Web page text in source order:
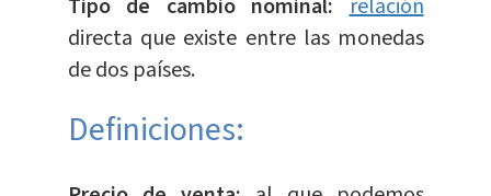
Tipo de cambio nominal:relación
directa que existe entre las monedas
de dos países.
Definiciones: